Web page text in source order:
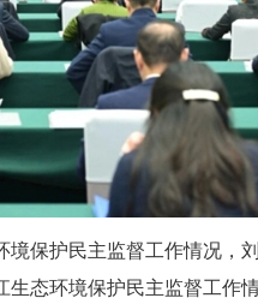
保护民主监督工作情况，
态环境保护民主监督工作